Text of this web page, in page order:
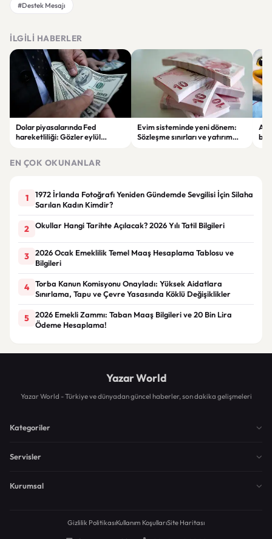
#Destek Mesajı
İLGILI HABERLER
Dolar piyasalarında Fed
hareketliliği: Gözler eylül
Evim sisteminde yeni dönem:
Sözleşme sınırları ve yatırım
EN ÇOK OKUNANLAR
1
1972 İrlanda Fotoğrafı Yeniden Gündemde Sevgilisi İçin Silaha
Sarılan Kadın Kimdir?
2 Okullar Hangi Tarihte Açılacak? 2026 Yılı Tatil Bilgileri
3
2026 Ocak Emeklilik Temel Maaş Hesaplama Tablosu ve
Bilgileri
4
Torba Kanun Komisyonu Onayladı: Yüksek Aidatlara
Sınırlama, Tapu ve Çevre Yasasında Köklü Değişiklikler
5
2026 Emekli Zammı: Taban Maaş Bilgileri ve 20 Bin Lira
Ödeme Hesaplama!
Yazar World
Yazar World - Türkiye ve dünyadan güncel haberler, son dakika gelişmeleri
Kategoriler
Servisler
Kurumsal
Gizlilik PolitikasıKullanım KoşullarıSite Haritası